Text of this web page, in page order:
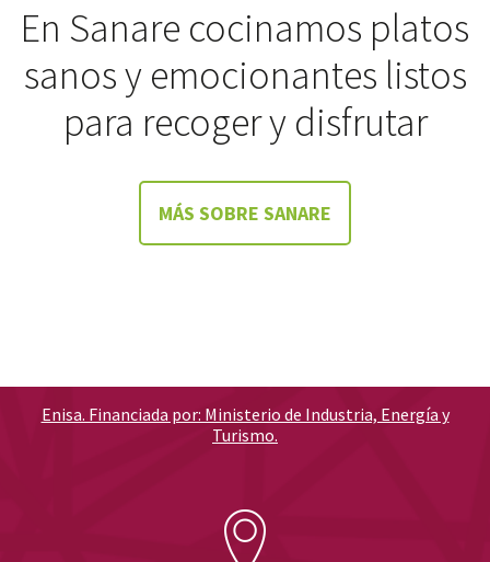
En Sanare cocinamos platos
sanos y emocionantes listos
para recoger y disfrutar
MÁS SOBRE SANARE
Enisa. Financiada por: Ministerio de Industria, Energía y
Turismo.